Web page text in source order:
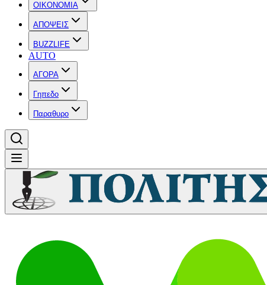
OIKONOMIA
ΑΠΟΨΕΙΣ
BUZZLIFE
AUTO
ΑΓΟΡΑ
Γηπεδο
Παραθυρο